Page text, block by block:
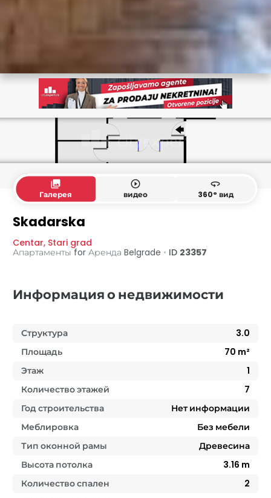
collections
Галерея
play_circle_outline
видео
360
360° вид
Skadarska
Centar, Stari grad
Апартаменты for Аренда Belgrade • ID 23357
Информация о недвижимости
Структура
3.0
Площадь
70 m²
Этаж
1
Количество этажей
7
Год строительства
Нет информации
Меблировка
Без мебели
Тип оконной рамы
Древесина
Высота потолка
3.16 m
Количество спален
2